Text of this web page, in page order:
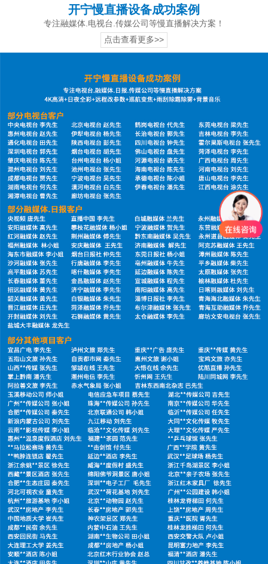
开宁慢直播设备成功案例
专注融媒体.电视台.传媒公司等慢直播解决方案！
点击查看更多>>